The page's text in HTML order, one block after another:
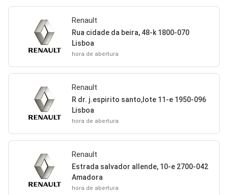
Renault
Rua cidade da beira, 48-k 1800-070
Lisboa
hora de abertura
Renault
R dr. j.espirito santo,lote 11-e 1950-096
Lisboa
hora de abertura
Renault
Estrada salvador allende, 10-e 2700-042
Amadora
hora de abertura